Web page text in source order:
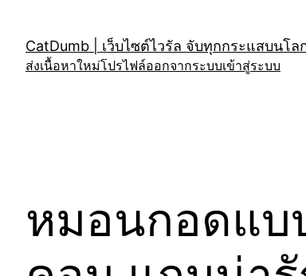
content
CatDumb | เว็บไซต์ไวรัล จับทุกกระแสบนโ
ส่งเนื้อหาใหม่โปรไฟล์ออกจากระบบเข้าสู่ระบบ
หมอนกอดแบ